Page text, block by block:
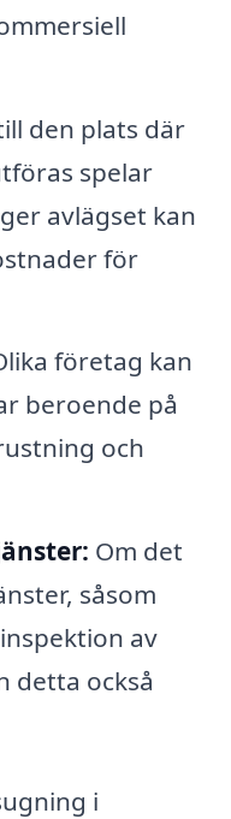
den plats där
spelar
avlägset kan
för
företag kan
beroende på
och
Om det
såsom
av
detta också
i